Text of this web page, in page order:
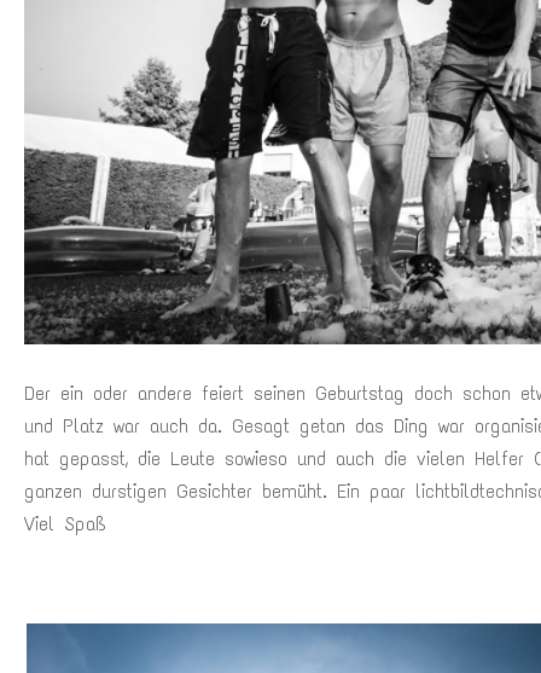
Der ein oder andere feiert seinen Geburtstag doch schon
und Platz war auch da. Gesagt getan das Ding war
hat gepasst, die Leute sowieso und auch die vielen
ganzen durstigen Gesichter bemüht. Ein paar
Viel Spaß